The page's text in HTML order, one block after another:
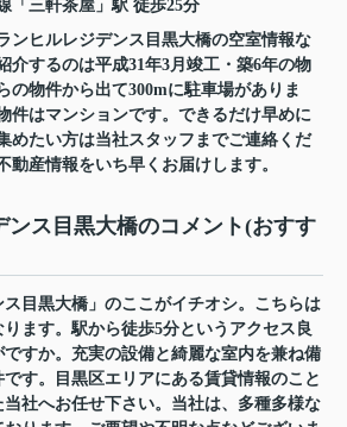
「 三軒茶屋 」駅 徒歩25分
ンヒルレジデンス目黒大橋の空室情報な
介するのは平成31年3月竣工・築6年の物
の物件から出て300mに駐車場がありま
件はマンションです。できるだけ早めに
めたい方は当社スタッフまでご連絡くだ
動産情報をいち早くお届けします。
ンス目黒大橋のコメント(おすす
ス目黒大橋」のここがイチオシ。こちらは
ます。駅から徒歩5分というアクセス良
すか。充実の設備と綺麗な室内を兼ね備
です。目黒区エリアにある賃貸情報のこと
社へお任せ下さい。当社は、多種多様な